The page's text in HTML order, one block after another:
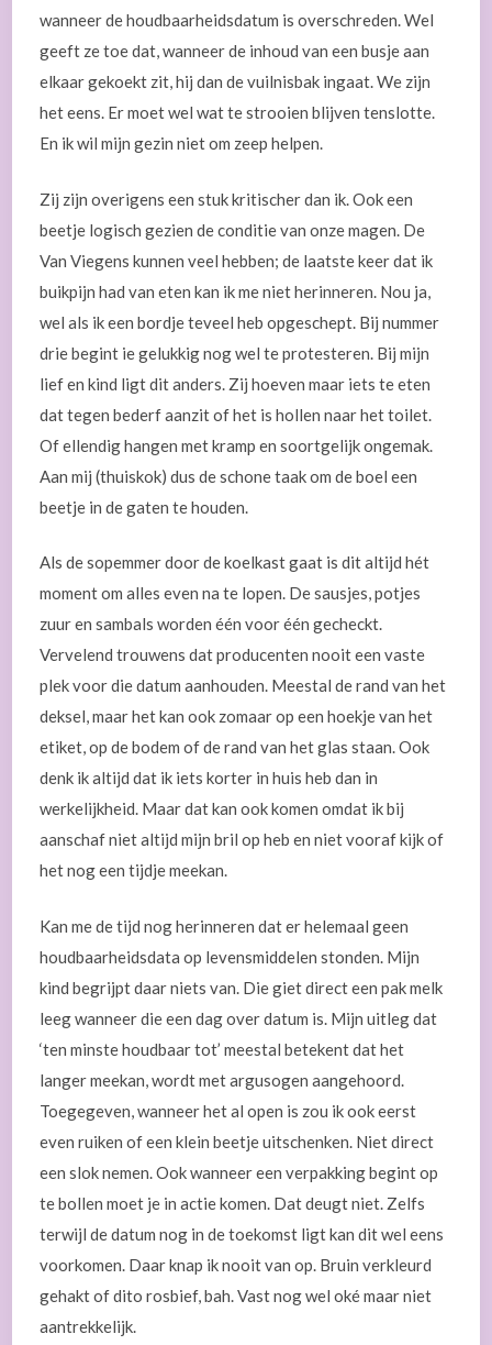
wanneer de houdbaarheidsdatum is overschreden. Wel
geeft ze toe dat, wanneer de inhoud van een busje aan
elkaar gekoekt zit, hij dan de vuilnisbak ingaat. We zijn
het eens. Er moet wel wat te strooien blijven tenslotte.
En ik wil mijn gezin niet om zeep helpen.
Zij zijn overigens een stuk kritischer dan ik. Ook een
beetje logisch gezien de conditie van onze magen. De
Van Viegens kunnen veel hebben; de laatste keer dat ik
buikpijn had van eten kan ik me niet herinneren. Nou ja,
wel als ik een bordje teveel heb opgeschept. Bij nummer
drie begint ie gelukkig nog wel te protesteren. Bij mijn
lief en kind ligt dit anders. Zij hoeven maar iets te eten
dat tegen bederf aanzit of het is hollen naar het toilet.
Of ellendig hangen met kramp en soortgelijk ongemak.
Aan mij (thuiskok) dus de schone taak om de boel een
beetje in de gaten te houden.
Als de sopemmer door de koelkast gaat is dit altijd hét
moment om alles even na te lopen. De sausjes, potjes
zuur en sambals worden één voor één gecheckt.
Vervelend trouwens dat producenten nooit een vaste
plek voor die datum aanhouden. Meestal de rand van het
deksel, maar het kan ook zomaar op een hoekje van het
etiket, op de bodem of de rand van het glas staan. Ook
denk ik altijd dat ik iets korter in huis heb dan in
werkelijkheid. Maar dat kan ook komen omdat ik bij
aanschaf niet altijd mijn bril op heb en niet vooraf kijk of
het nog een tijdje meekan.
Kan me de tijd nog herinneren dat er helemaal geen
houdbaarheidsdata op levensmiddelen stonden. Mijn
kind begrijpt daar niets van. Die giet direct een pak melk
leeg wanneer die een dag over datum is. Mijn uitleg dat
‘ten minste houdbaar tot’ meestal betekent dat het
langer meekan, wordt met argusogen aangehoord.
Toegegeven, wanneer het al open is zou ik ook eerst
even ruiken of een klein beetje uitschenken. Niet direct
een slok nemen. Ook wanneer een verpakking begint op
te bollen moet je in actie komen. Dat deugt niet. Zelfs
terwijl de datum nog in de toekomst ligt kan dit wel eens
voorkomen. Daar knap ik nooit van op. Bruin verkleurd
gehakt of dito rosbief, bah. Vast nog wel oké maar niet
aantrekkelijk.